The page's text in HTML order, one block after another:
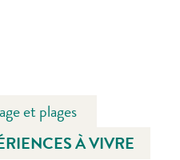
et plages
À VIVRE